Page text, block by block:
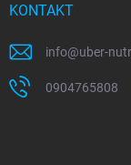
KONTAKT
info@uber-
0904765808